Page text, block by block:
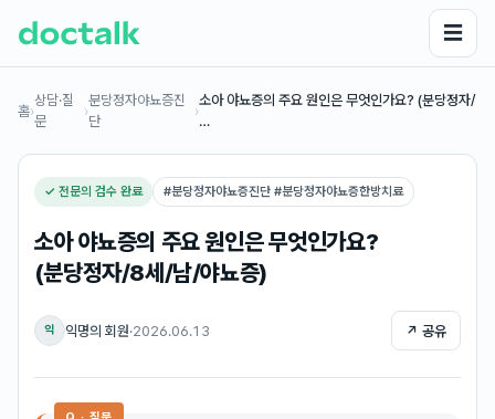
☰
홈›
상담·질
문
›
분당정자야뇨증진
단
›
소아 야뇨증의 주요 원인은 무엇인가요? (분당정자/
…
✓ 전문의 검수 완료 #분당정자야뇨증진단 #분당정자야뇨증한방치료
소아 야뇨증의 주요 원인은 무엇인가요?
(분당정자/8세/남/야뇨증)
익 익명의 회원·2026.06.13 ↗ 공유